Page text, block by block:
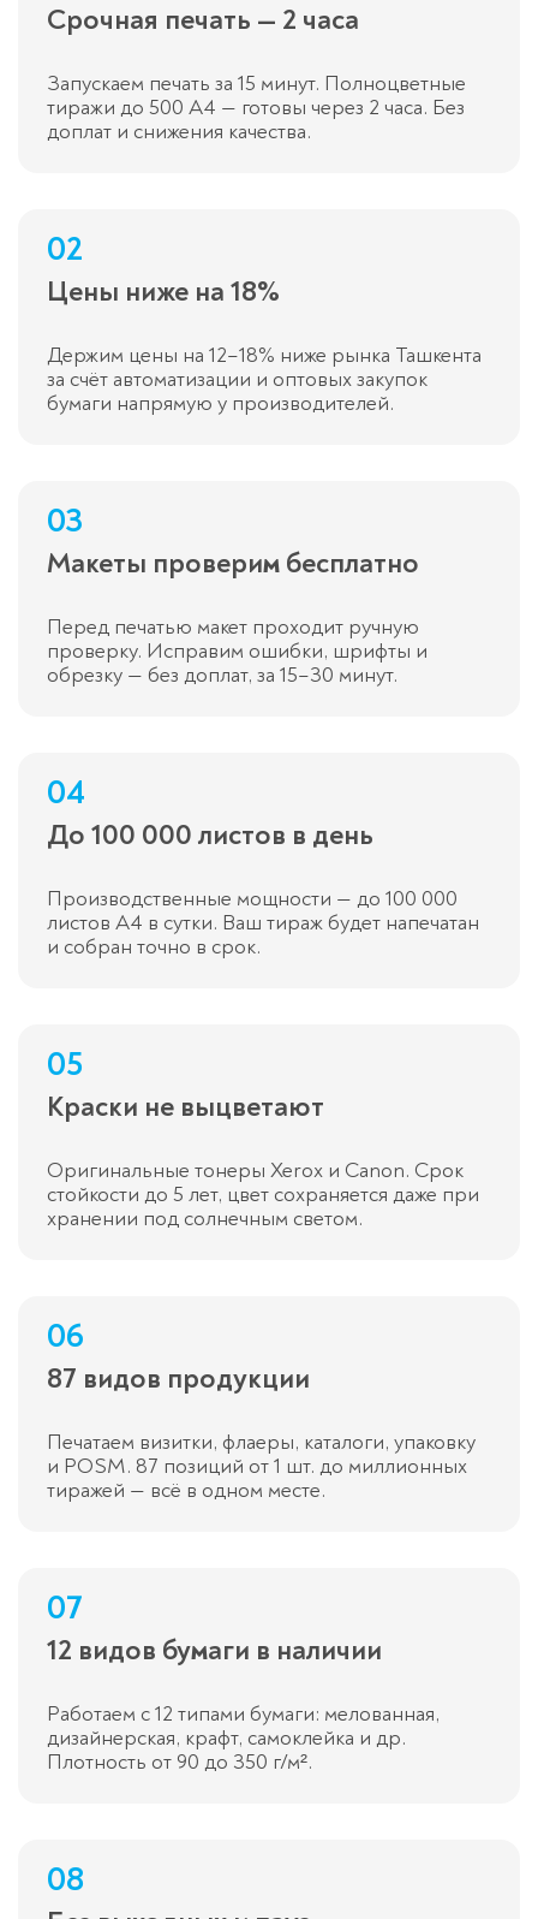
Срочная печать — 2 часа
Запускаем печать за 15 минут. Полноцветные
тиражи до 500 A4 — готовы через 2 часа. Без
доплат и снижения качества.
02
Цены ниже на 18%
Держим цены на 12–18% ниже рынка Ташкента
за счёт автоматизации и оптовых закупок
бумаги напрямую у производителей.
03
Макеты проверим бесплатно
Перед печатью макет проходит ручную
проверку. Исправим ошибки, шрифты и
обрезку — без доплат, за 15–30 минут.
04
До 100 000 листов в день
Производственные мощности — до 100 000
листов A4 в сутки. Ваш тираж будет напечатан
и собран точно в срок.
05
Краски не выцветают
Оригинальные тонеры Xerox и Canon. Срок
стойкости до 5 лет, цвет сохраняется даже при
хранении под солнечным светом.
06
87 видов продукции
Печатаем визитки, флаеры, каталоги, упаковку
и POSM. 87 позиций от 1 шт. до миллионных
тиражей — всё в одном месте.
07
12 видов бумаги в наличии
Работаем с 12 типами бумаги: мелованная,
дизайнерская, крафт, самоклейка и др.
Плотность от 90 до 350 г/м².
08